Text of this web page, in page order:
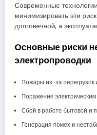
Современные
минимизировать эти
долговечной, а
Основные риски
электропроводки
Пожары из-за перегрузок
Поражение электрическим
Сбой в работе бытовой и
Генерация помех и